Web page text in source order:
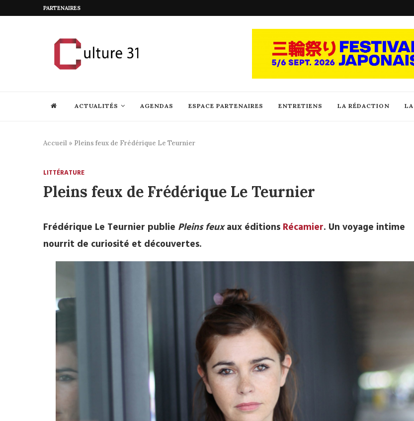
PARTENAIRES
ACTUALITÉS AGENDAS ESPACE PARTENAIRES ENTRETIENS LA RÉDACTION LA
Accueil » Pleins feux de Frédérique Le Teurnier
LITTÉRATURE
Pleins feux de Frédérique Le Teurnier
Frédérique Le Teurnier publie Pleins feuxaux éditions Récamier. Un voyage intime
nourrit de curiosité et découvertes.